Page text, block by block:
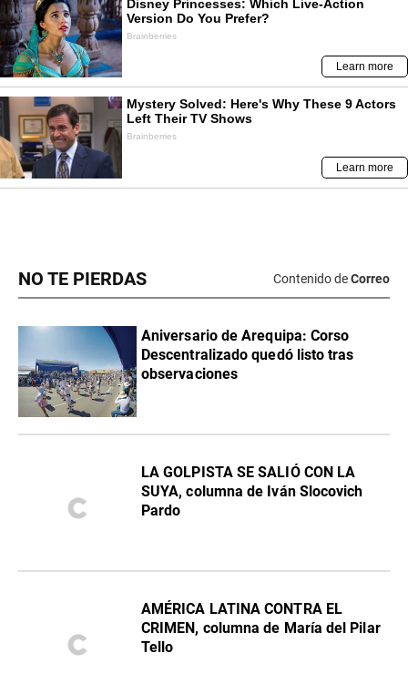
NO TE PIERDAS Contenido deCorreo
Aniversario de Arequipa: Corso
Descentralizado quedó listo tras
observaciones
LA GOLPISTA SE SALIÓ CON LA
SUYA, columna de Iván Slocovich
Pardo
AMÉRICA LATINA CONTRA EL
CRIMEN, columna de María del Pilar
Tello